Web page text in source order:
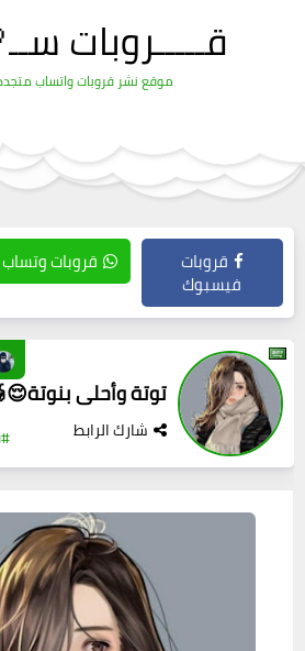
قـــــروبات
موقع نشر قروبات واتساب
قروبات
فيسبوك
قروبات وتساب
توتة وأحلى
شارك الرابط